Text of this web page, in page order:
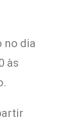
no dia
às